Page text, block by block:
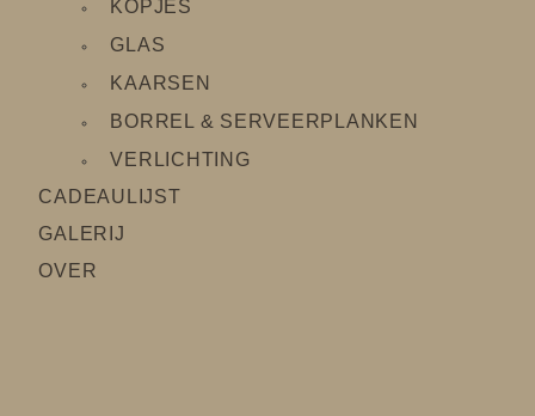
KOPJES
GLAS
KAARSEN
BORREL & SERVEERPLANKEN
VERLICHTING
CADEAULIJST
GALERIJ
OVER